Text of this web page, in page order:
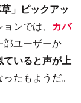
」ピックアッ
ンでは、 カバ
部ユーザーか
いると声が上
たもようだ。